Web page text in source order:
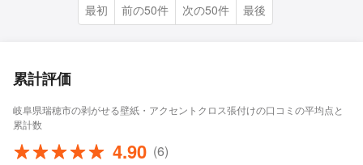
最初 前の50件 次の50件 最後
累計評価
岐阜県瑞穂市の剥がせる壁紙・アクセントクロス張付けの口コミの平均点と
累計数
4.90 (6)